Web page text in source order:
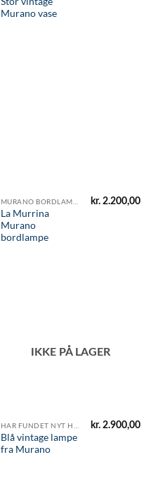
Murano vase
La Murrina
Murano
bordlampe
kr. 2.200,00
IKKE PÅ LAGER
Blå vintage lampe
fra Murano
kr. 2.900,00